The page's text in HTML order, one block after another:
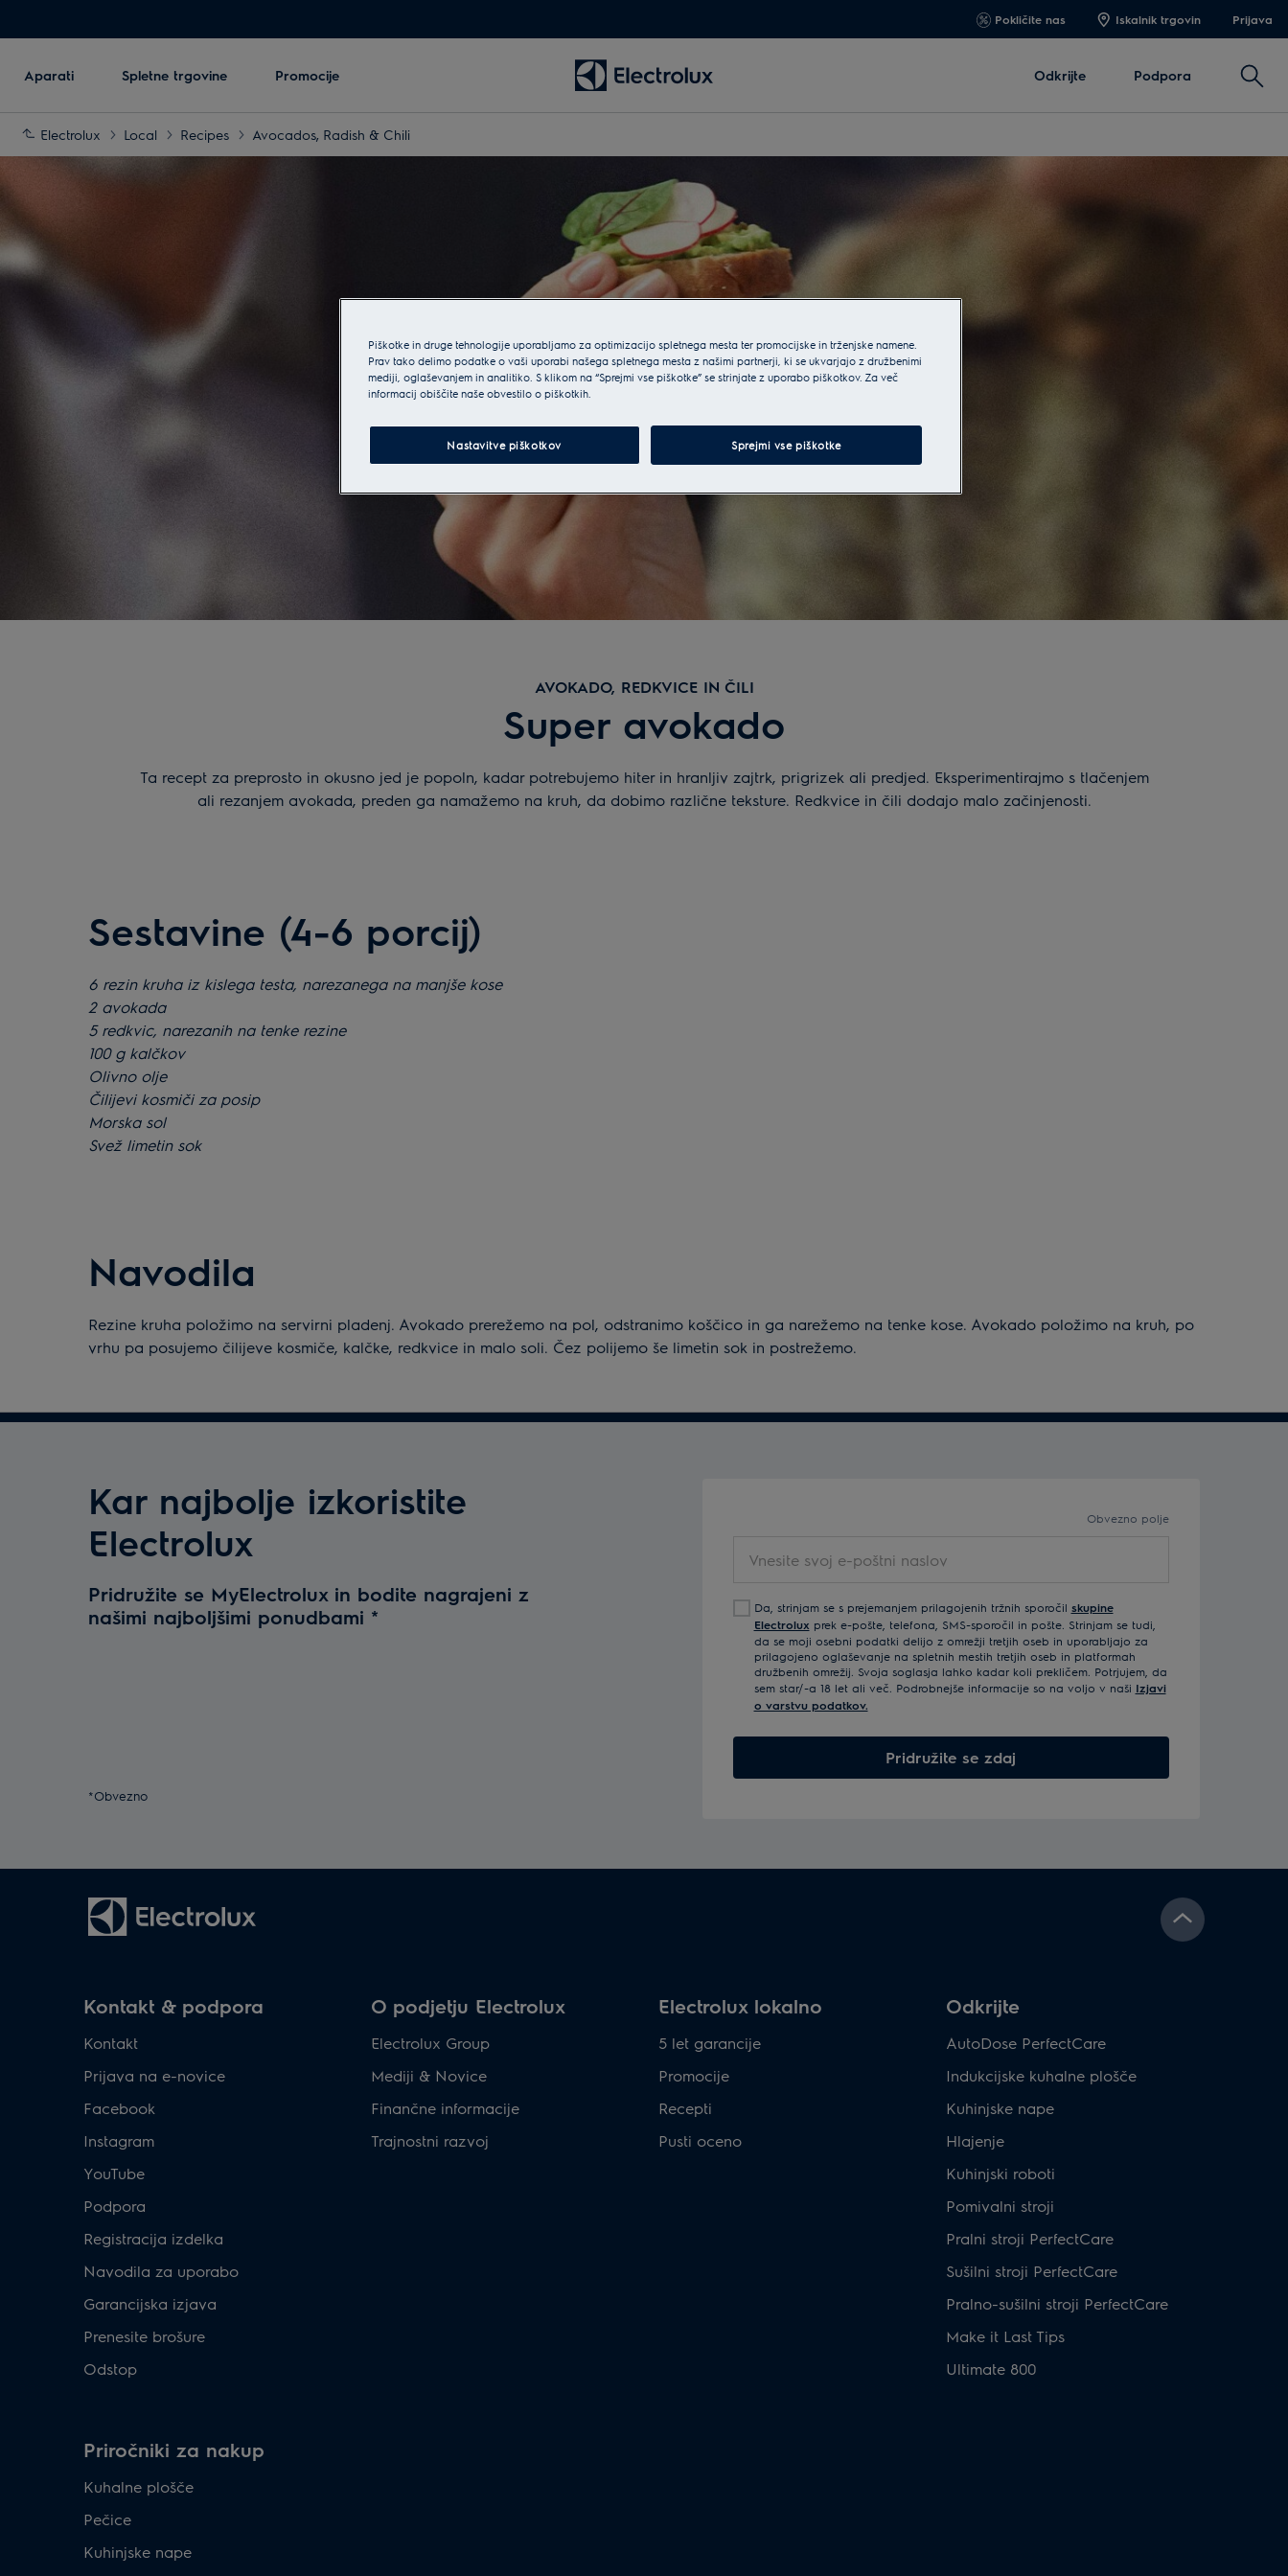
Pokličite nas Iskalnik trgovin Prijava
Aparati Spletne trgovine Promocije Odkrijte Podpora Išči
Electrolux Local Recipes Avocados, Radish & Chili
AVOKADO, REDKVICE IN ČILI
Super avokado
Ta recept za preprosto in okusno jed je popoln, kadar potrebujemo hiter in hranljiv zajtrk, prigrizek ali predjed. Eksperimentirajmo s tlačenjem
ali rezanjem avokada, preden ga namažemo na kruh, da dobimo različne teksture. Redkvice in čili dodajo malo začinjenosti.
Sestavine (4-6 porcij)
6 rezin kruha iz kislega testa, narezanega na manjše kose
2 avokada
5 redkvic, narezanih na tenke rezine
100 g kalčkov
Olivno olje
Čilijevi kosmiči za posip
Morska sol
Svež limetin sok
Navodila
Rezine kruha položimo na servirni pladenj. Avokado prerežemo na pol, odstranimo koščico in ga narežemo na tenke kose. Avokado položimo na kruh, po
vrhu pa posujemo čilijeve kosmiče, kalčke, redkvice in malo soli. Čez polijemo še limetin sok in postrežemo.
Kar najbolje izkoristite
Electrolux
Pridružite se MyElectrolux in bodite nagrajeni z
našimi najboljšimi ponudbami *
*Obvezno
Obvezno polje
svoj
poštni
naslov
Da, strinjam se s prejemanjem prilagojenih tržnih sporočil skupine
Electrolux prek e-pošte, telefona, SMS-sporočil in pošte. Strinjam se tudi,
da se moji osebni podatki delijo z omrežji tretjih oseb in uporabljajo za
prilagojeno oglaševanje na spletnih mestih tretjih oseb in platformah
družbenih omrežij. Svoja soglasja lahko kadar koli prekličem. Potrjujem, da
sem star/-a 18 let ali več. Podrobnejše informacije so na voljo v naši Izjavi
o varstvu podatkov.
Pridružite se zdaj
Kontakt & podpora
Kontakt
Prijava na e-novice
Facebook
Instagram
YouTube
Podpora
Registracija izdelka
Navodila za uporabo
Garancijska izjava
Prenesite brošure
Odstop
O podjetju Electrolux
Electrolux Group
Mediji & Novice
Finančne informacije
Trajnostni razvoj
Electrolux lokalno
5 let garancije
Promocije
Recepti
Pusti oceno
Odkrijte
AutoDose PerfectCare
Indukcijske kuhalne plošče
Kuhinjske nape
Hlajenje
Kuhinjski roboti
Pomivalni stroji
Pralni stroji PerfectCare
Sušilni stroji PerfectCare
Pralno-sušilni stroji PerfectCare
Make it Last Tips
Ultimate 800
Priročniki za nakup
Kuhalne plošče
Pečice
Kuhinjske nape
Piškotke in druge tehnologije uporabljamo za optimizacijo spletnega mesta ter promocijske in trženjske namene.
Prav tako delimo podatke o vaši uporabi našega spletnega mesta z našimi partnerji, ki se ukvarjajo z družbenimi
mediji, oglaševanjem in analitiko. S klikom na “Sprejmi vse piškotke” se strinjate z uporabo piškotkov. Za več
informacij obiščite naše obvestilo o piškotkih.
Nastavitve piškotkov Sprejmi vse piškotke